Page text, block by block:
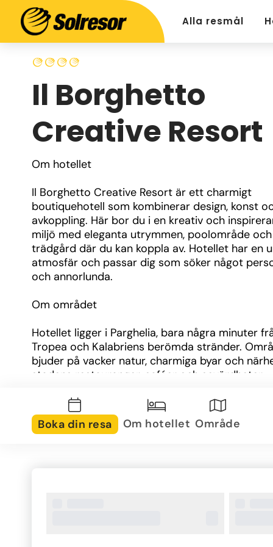
Alla resmål
Il Borghetto
Creative Resort
Om hotellet
Il Borghetto Creative Resort är ett charmigt
boutiquehotell som kombinerar design, konst
avkoppling. Här bor du i en kreativ och
miljö med eleganta utrymmen, poolområde
trädgård där du kan koppla av. Hotellet har en
atmosfär och passar dig som söker något
och annorlunda.
Om området
Hotellet ligger i Parghelia, bara några minuter
Tropea och Kalabriens berömda stränder.
bjuder på vacker natur, charmiga byar och
stadens restauranger, caféer och sevärdheter.
Om rummen
Rummen är individuellt och stilfullt inredda med
Boka din resa Om hotellet Område